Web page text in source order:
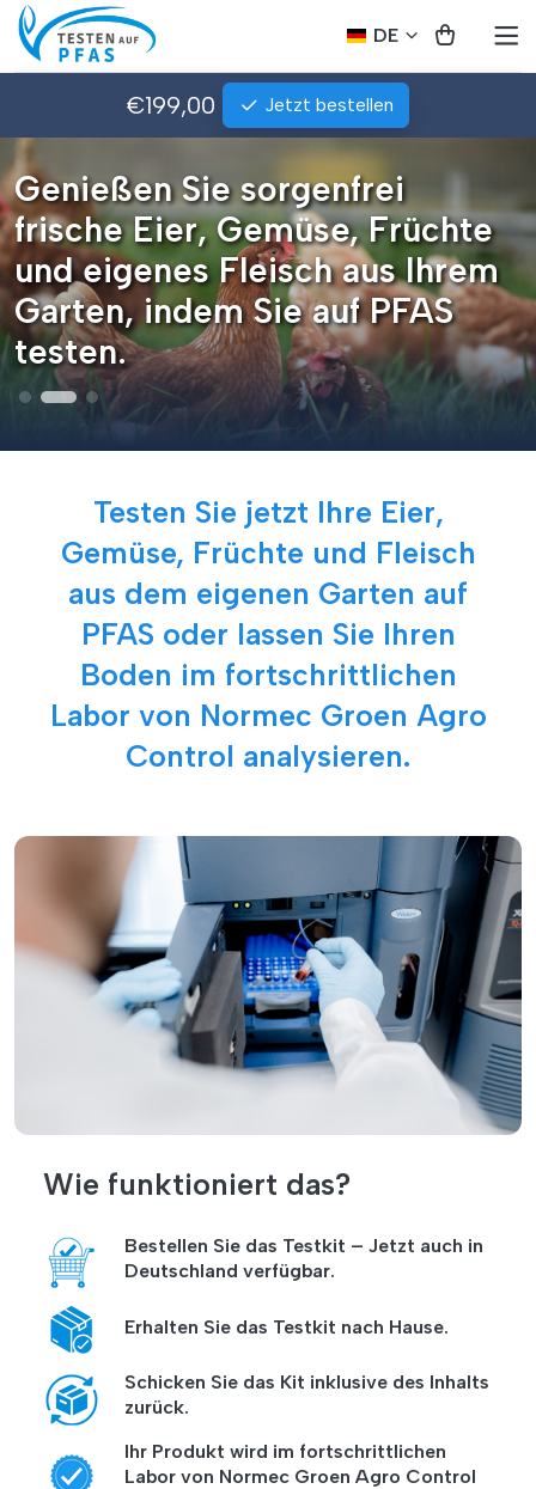
DE
€199,00 Jetzt bestellen
Genießen Sie sorgenfrei
frische Eier, Gemüse, Früchte
und eigenes Fleisch aus Ihrem
Garten, indem Sie auf PFAS
testen.
Testen Sie jetzt Ihre Eier,
Gemüse, Früchte und Fleisch
aus dem eigenen Garten auf
PFAS oder lassen Sie Ihren
Boden im fortschrittlichen
Labor von Normec Groen Agro
Control analysieren.
Wie funktioniert das?
Bestellen Sie das Testkit – Jetzt auch in
Deutschland verfügbar.
Erhalten Sie das Testkit nach Hause.
Schicken Sie das Kit inklusive des Inhalts
zurück.
Ihr Produkt wird im fortschrittlichen
Labor von Normec Groen Agro Control